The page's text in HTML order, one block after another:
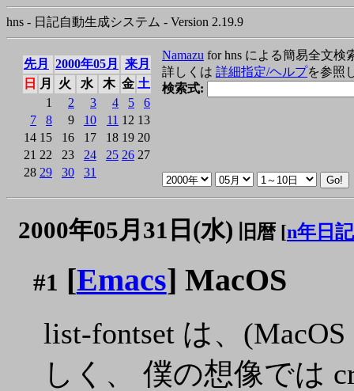
hns - 日記自動生成システム - Version 2.19.9
先月 2000年05月
来月
日
月 火 水 木 金 土
1
2 3 4 5
6
7
8 9 10 11 12 13
14 15 16 17 18 19 20
21 22 23 24 25 26 27
28 29 30 31
Namazu for hns による簡易全文検
詳しくは 詳細指定/ヘルプを参照
検索式:
2000年05月31日(水) 旧暦 [n年日記
#1 [Emacs] MacOS
list-fontset は、
しく、 僕の想像では